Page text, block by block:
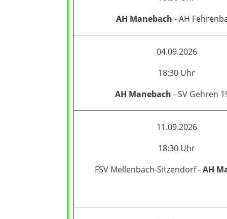
AH Manebach - AH
04.09.2026
18:30 Uhr
AH Manebach - SV Gehren
11.09.2026
18:30 Uhr
FSV Mellenbach-Sitzendorf -AH